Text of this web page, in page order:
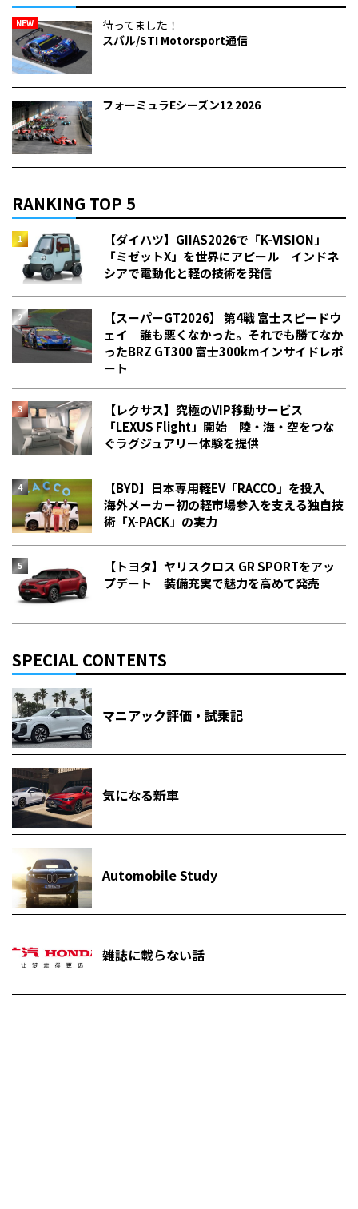
NEW
待ってました！
スバル/STI Motorsport通信
フォーミュラEシーズン12 2026
RANKING TOP 5
【ダイハツ】GIIAS2026で「K-VISION」
「ミゼットX」を世界にアピール インドネ
シアで電動化と軽の技術を発信
【スーパーGT2026】 第4戦 富士スピードウ
ェイ 誰も悪くなかった。それでも勝てなか
った――BRZ GT300 富士300kmインサイドレポ
ート
【レクサス】究極のVIP移動サービス
「LEXUS Flight」開始 陸・海・空をつな
ぐラグジュアリー体験を提供
【BYD】日本専用軽EV「RACCO」を投入
海外メーカー初の軽市場参入を支える独自技
術「X-PACK」の実力
【トヨタ】ヤリスクロス GR SPORTをアッ
プデート 装備充実で魅力を高めて発売
SPECIAL CONTENTS
マニアック評価・試乗記
気になる新車
Automobile Study
雑誌に載らない話